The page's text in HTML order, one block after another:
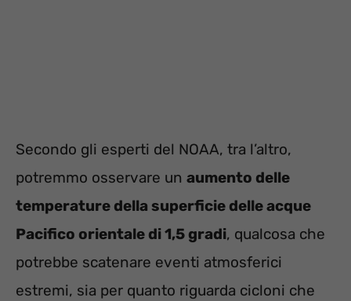
Secondo gli esperti del NOAA, tra l’altro,
potremmo osservare un aumento delle
temperature della superficie delle acque
Pacifico orientale di 1,5 gradi, qualcosa che
potrebbe scatenare eventi atmosferici
estremi, sia per quanto riguarda cicloni che